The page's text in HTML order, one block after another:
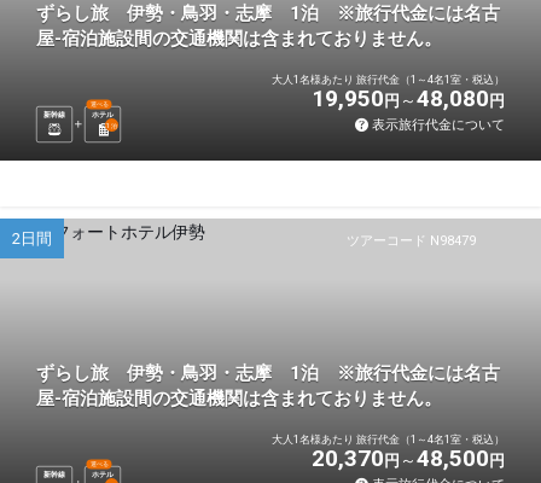
ずらし旅 伊勢・鳥羽・志摩 1泊 ※旅行代金には名古
屋-宿泊施設間の交通機関は含まれておりません。
新幹線 ホテル
選べる
1 泊
大人1名様あたり 旅行代金（1～4名1室・税込）
19,950 円 48,080 円
表示旅行代金について
ツアーコード N98479
2日間
ずらし旅 伊勢・鳥羽・志摩 1泊 ※旅行代金には名古
屋-宿泊施設間の交通機関は含まれておりません。
新幹線 ホテル
選べる
大人1名様あたり 旅行代金（1～4名1室・税込）
20,370 円 48,500 円